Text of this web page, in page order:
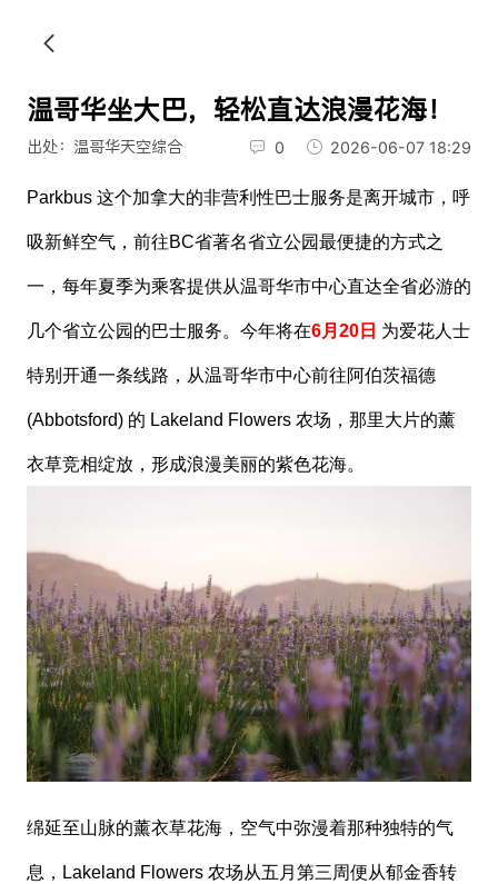
温哥华坐大巴，轻松直达浪漫花海！
出处：温哥华天空综合 0 2026-06-07 18:29
Parkbus 这个加拿大的非营利性巴士服务是离开城市，呼
吸新鲜空气，前往BC省著名省立公园最便捷的方式之
一，每年夏季为乘客提供从温哥华市中心直达全省必游的
几个省立公园的巴士服务。今年将在6月20日 为爱花人士
特别开通一条线路，从温哥华市中心前往阿伯茨福德
(Abbotsford) 的 Lakeland Flowers 农场，那里大片的薰
衣草竞相绽放，形成浪漫美丽的紫色花海。
绵延至山脉的薰衣草花海，空气中弥漫着那种独特的气
息，Lakeland Flowers 农场从五月第三周便从郁金香转